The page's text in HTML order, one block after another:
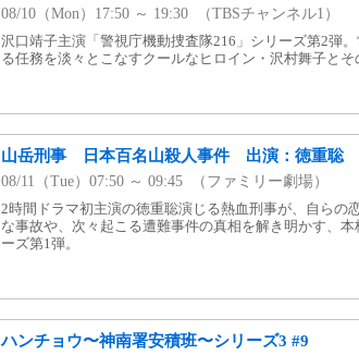
08/10（Mon）17:50 ～ 19:30 （TBSチャンネル1）
沢口靖子主演「警視庁機動捜査隊216」シリーズ第2弾
る任務を淡々とこなすクールなヒロイン・沢村舞子とそ
山岳刑事 日本百名山殺人事件 出演：徳重聡
08/11（Tue）07:50 ～ 09:45 （ファミリー劇場）
2時間ドラマ初主演の徳重聡演じる熱血刑事が、自らの
な事故や、次々起こる遭難事件の真相を解き明かす、
ーズ第1弾。
ハンチョウ〜神南署安積班〜シリーズ3 #9